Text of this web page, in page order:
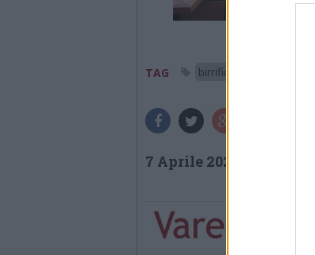
TAG
birrificio settimo
7 Aprile 2022